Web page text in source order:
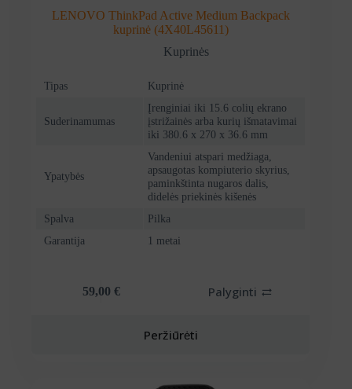
LENOVO ThinkPad Active Medium Backpack
kuprinė (4X40L45611)
Kuprinės
Tipas Kuprinė
Suderinamumas
Įrenginiai iki 15.6 colių ekrano
įstrižainės arba kurių išmatavimai
iki 380.6 x 270 x 36.6 mm
Ypatybės
Vandeniui atspari medžiaga,
apsaugotas kompiuterio skyrius,
paminkštinta nugaros dalis,
didelės priekinės kišenės
Spalva
Pilka
Garantija
1 metai
59,00 € Palyginti
Peržiūrėti